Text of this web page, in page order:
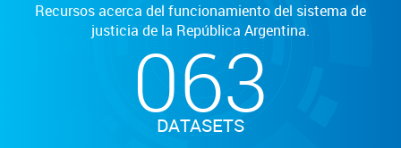
Recursos acerca del funcionamiento del sistema de
justicia de la República Argentina.
063
DATASETS